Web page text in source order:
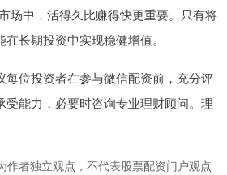
场中，活得久比赚得快更重要。只有将
长期投资中实现稳健增值。
每位投资者在参与微信配资前，充分评
受能力，必要时咨询专业理财顾问。理
作者独立观点，不代表股票配资门户观点